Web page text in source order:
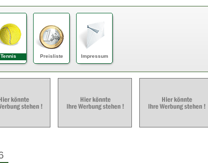
Tennis Preisliste Impressum